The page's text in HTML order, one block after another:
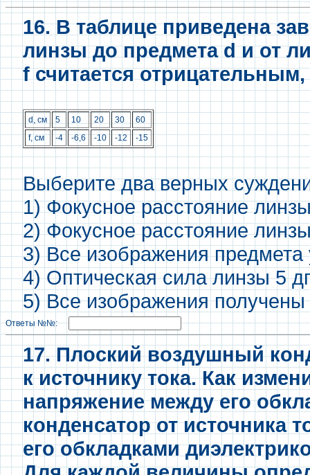
16. В таблице приведена
линзы до предмета d и от
f считается
d, см 5 10 20 30
60
f, см
-4 -6,6 -10 -12 -15
Выберите два верных
1) Фокусное расстояние
2) Фокусное расстояние
3) Все изображения
4) Оптическая сила линзы 5
5) Все изображения
Ответы №№:
17. Плоский воздушный
к источнику тока. Как
напряжение между его
конденсатор от источника
его обкладками